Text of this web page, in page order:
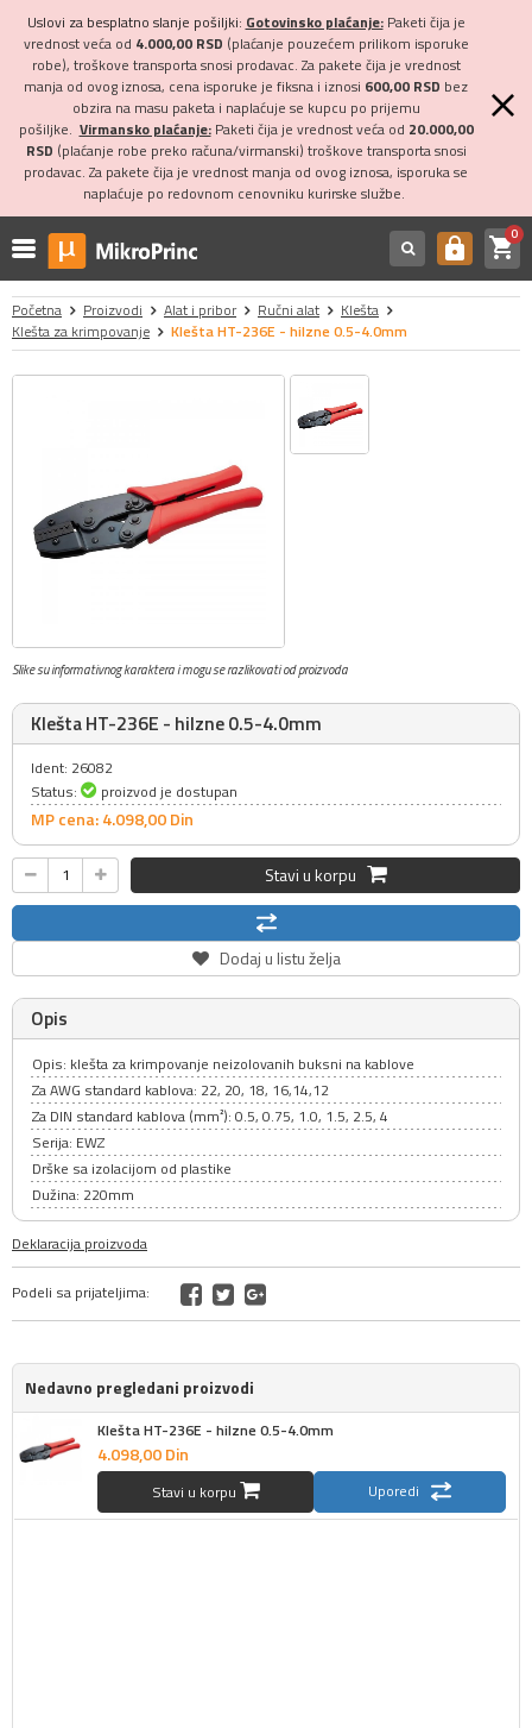
Uslovi za besplatno slanje pošiljki: Gotovinsko plaćanje:Paketi čija je
vrednost veća od 4.000,00 RSD (plaćanje pouzećem prilikom isporuke
robe), troškove transporta snosi prodavac. Za pakete čija je vrednost
manja od ovog iznosa, cena isporuke je fiksna i iznosi 600,00 RSD bez
obzira na masu paketa i naplaćuje se kupcu po prijemu
pošiljke. Virmansko plaćanje:Paketi čija je vrednost veća od 20.000,00
RSD (plaćanje robe preko računa/virmanski) troškove transporta snosi
prodavac. Za pakete čija je vrednost manja od ovog iznosa, isporuka se
naplaćuje po redovnom cenovniku kurirske službe.
https shopping_cart0
Početna Proizvodi Alat i pribor Ručni alat
Klešta
Klešta za krimpovanje
Klešta HT-236E - hilzne 0.5-4.0mm
Slike su informativnog karaktera i mogu se razlikovati od proizvoda
Klešta HT-236E - hilzne 0.5-4.0mm
Ident: 26082
Status:
proizvod je dostupan
MP cena: 4.098,00Din
Stavi u korpu
Dodaj u listu želja
Opis
Opis: klešta za krimpovanje neizolovanih buksni na kablove
Za AWG standard kablova: 22, 20, 18, 16,14,12
Za DIN standard kablova (mm²): 0.5, 0.75, 1.0, 1.5, 2.5, 4
Serija: EWZ
Drške sa izolacijom od plastike
Dužina: 220mm
Deklaracija proizvoda
Podeli sa prijateljima:
Nedavno pregledani proizvodi
Klešta HT-236E - hilzne 0.5-4.0mm
4.098,00Din
Stavi u korpu Uporedi